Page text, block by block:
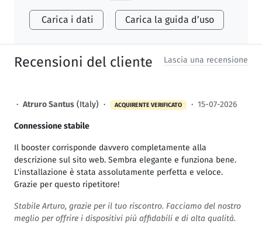
Carica i dati Carica la guida d’uso
Recensioni del cliente Lascia una recensione
· Atruro Santus (Italy) · ACQUIRENTE VERIFICATO · 15-07-2026
Connessione stabile
Il booster corrisponde davvero completamente alla
descrizione sul sito web. Sembra elegante e funziona bene.
L'installazione è stata assolutamente perfetta e veloce.
Grazie per questo ripetitore!
Stabile Arturo, grazie per il tuo riscontro. Facciamo del nostro
meglio per offrire i dispositivi più affidabili e di alta qualità.